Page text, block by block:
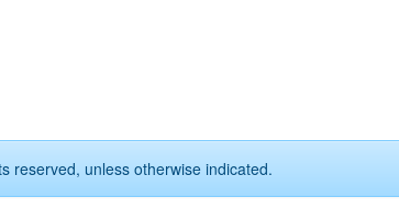
reserved, unless otherwise indicated.